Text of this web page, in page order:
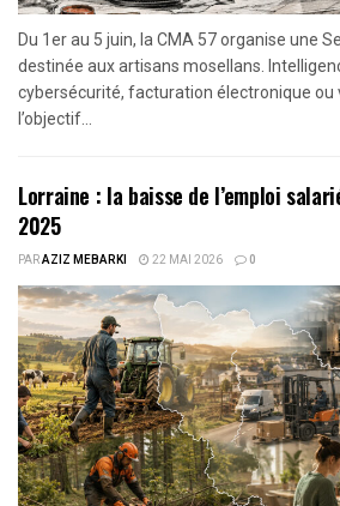
Du 1er au 5 juin, la CMA 57 organise une
destinée aux artisans mosellans.
cybersécurité, facturation électronique ou
l’objectif...
Lorraine : la baisse de l’emploi
2025
PARAZIZ MEBARKI 22 MAI 2026 0